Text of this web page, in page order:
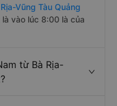
Vũng Tàu Quảng
vào lúc 8:00 là của
từ Bà Rịa-